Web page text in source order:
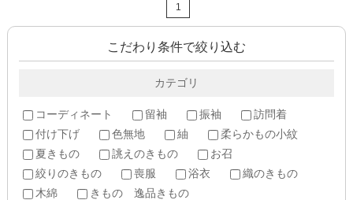
1
こだわり条件で絞り込む
カテゴリ
コーディネート 留袖 振袖
訪問着
付け下げ
色無地 紬
柔らかもの小紋
夏きもの
誂えのきもの
お召
絞りのきもの
喪服 浴衣
織のきもの
木綿
きもの 逸品きもの